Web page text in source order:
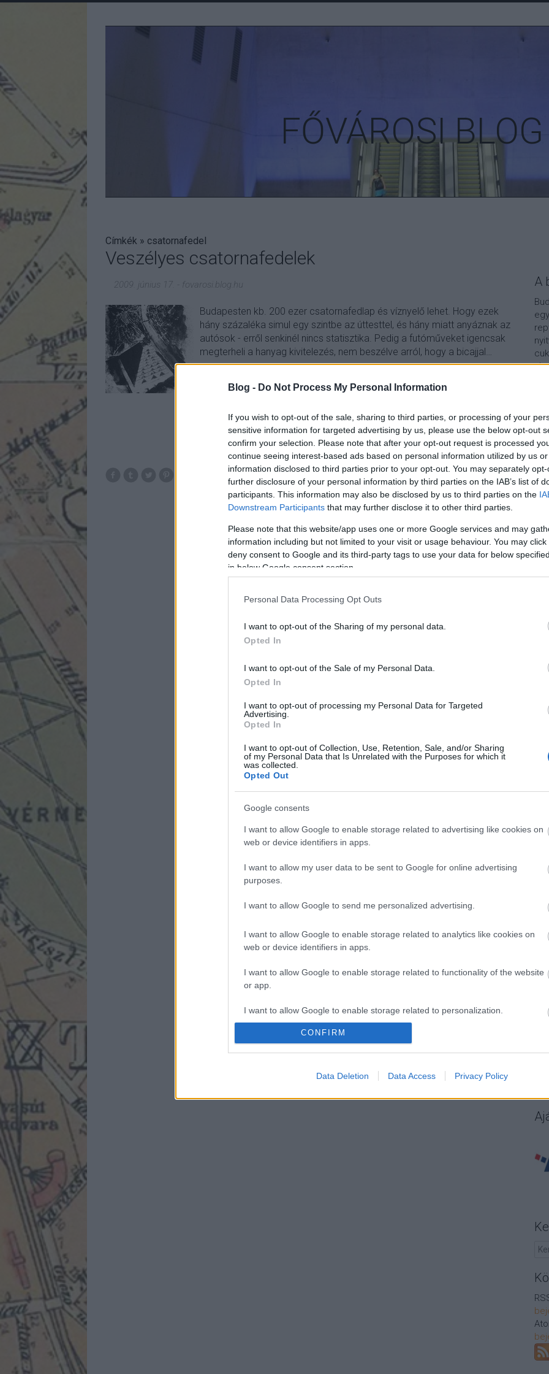
Blog - Do Not Process My Personal Information
If you wish to opt-out of the sale, sharing to third parties, or processing of your
sensitive information for targeted advertising by us, please use the below opt-out
confirm your selection. Please note that after your opt-out request is processed
continue seeing interest-based ads based on personal information utilized by us
information disclosed to third parties prior to your opt-out. You may separately
further disclosure of your personal information by third parties on the IAB’s list of
participants. This information may also be disclosed by us to third parties on the
Downstream Participants that may further disclose it to other third parties.
Please note that this website/app uses one or more Google services and may
information including but not limited to your visit or usage behaviour. You may
deny consent to Google and its third-party tags to use your data for below
in below Google consent section.
Personal Data Processing Opt Outs
I want to opt-out of the Sharing of my personal data.
Opted In
I want to opt-out of the Sale of my Personal Data.
Opted In
I want to opt-out of processing my Personal Data for Targeted
Advertising.
Opted In
I want to opt-out of Collection, Use, Retention, Sale, and/or Sharing
of my Personal Data that Is Unrelated with the Purposes for which it
was collected.
Opted Out
Google consents
I want to allow Google to enable storage related to advertising like cookies on
web or device identifiers in apps.
I want to allow my user data to be sent to Google for online advertising
purposes.
I want to allow Google to send me personalized advertising.
I want to allow Google to enable storage related to analytics like cookies on
web or device identifiers in apps.
I want to allow Google to enable storage related to functionality of the website
or app.
I want to allow Google to enable storage related to personalization.
authentication functionality and fraud prevention, and other user protection.
CONFIRM
Data Deletion Data Access Privacy Policy
FŐVÁROSI BLOG
Címkék » csatornafedel
Veszélyes csatornafedelek
2009. június 17. fovarosi.blog.hu
Budapesten kb. 200 ezer csatornafedlap és víznyelő lehet. Hogy ezek
hány százaléka simul egy szintbe az úttesttel, és hány miatt anyáznak az
autósok - erről senkinél nincs statisztika. Pedig a futóműveket igencsak
megterheli a hanyag kivitelezés, nem beszélve arról, hogy a bicajjal…
TOVÁBB
Szólj hozzá!
veszelyes csatornafedel hianyzo fcsm
A
A
is
A
A
A
A
A